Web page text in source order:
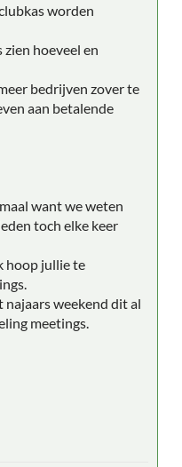
worden
hoeveel en
bedrijven zover te
aan betalende
want we weten
toch elke keer
hoop jullie te
najaars weekend dit al
meetings.